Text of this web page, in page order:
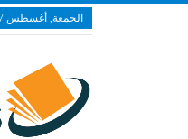
الجمعة, أغسطس 7, 2026